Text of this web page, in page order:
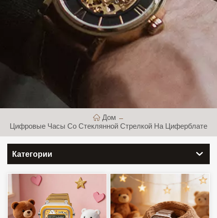
Дом
Цифровые Часы Со Стеклянной Стрелкой На Циферблате
Категории